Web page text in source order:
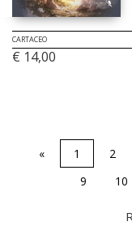
CARTACEO
€ 14,00
« 1 2
9
10